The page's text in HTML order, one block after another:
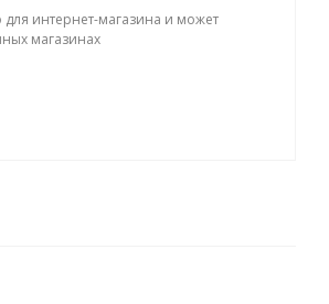
для интернет-магазина и может
магазинах